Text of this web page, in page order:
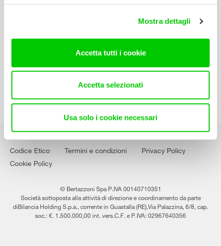
Mostra dettagli
Accetta tutti i cookie
Accetta selezionati
Usa solo i cookie necessari
Manuali d’istruzione
Lavora con noi
Codice Etico Termini e condizioni
Privacy Policy
Cookie Policy
© Bertazzoni Spa P.IVA 00140710351
Società sottoposta alla attività di direzione e coordinamento da parte
diBilancia Holding S.p.a., corrente in Guastalla (RE),Via Palazzina, 6/8, cap.
soc.: €. 1.500.000,00 int. vers.C.F. e P.IVA: 02967640356